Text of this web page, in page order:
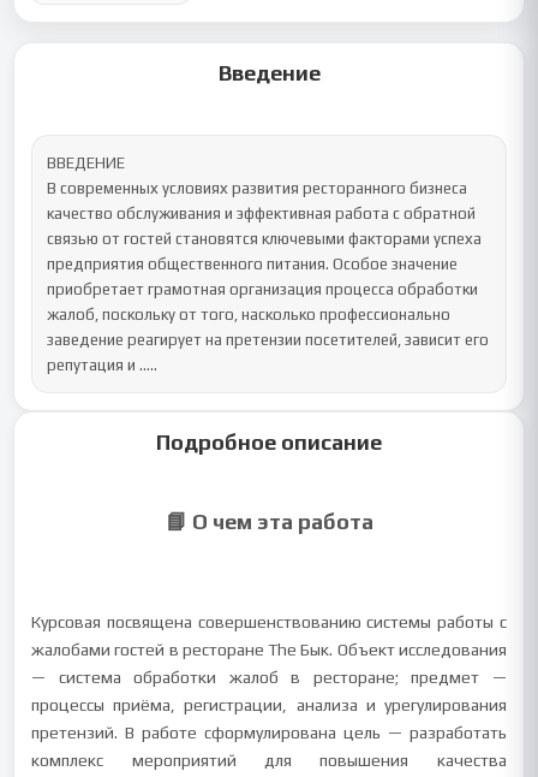
Введение
ВВЕДЕНИЕ
В современных условиях развития ресторанного бизнеса
качество обслуживания и эффективная работа с обратной
связью от гостей становятся ключевыми факторами успеха
предприятия общественного питания. Особое значение
приобретает грамотная организация процесса обработки
жалоб, поскольку от того, насколько профессионально
заведение реагирует на претензии посетителей, зависит его
репутация и .....
Подробное описание
📘 О чем эта работа
Курсовая посвящена совершенствованию системы работы с
жалобами гостей в ресторане The Бык. Объект исследования
— система обработки жалоб в ресторане; предмет —
процессы приёма, регистрации, анализа и урегулирования
претензий. В работе сформулирована цель — разработать
комплекс мероприятий для повышения качества